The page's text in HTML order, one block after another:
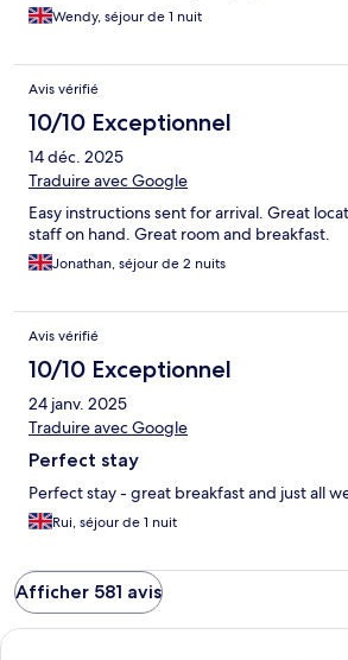
Wendy, séjour de 1 nuit
Avis vérifié
10/10 Exceptionnel
14 déc. 2025
Traduire avec Google
Easy instructions sent for arrival. Great
staff on hand. Great room and breakfast.
Jonathan, séjour de 2 nuits
Avis vérifié
10/10 Exceptionnel
24 janv. 2025
Traduire avec Google
Perfect stay
Perfect stay - great breakfast and just all
Rui, séjour de 1 nuit
Afficher 581 avis